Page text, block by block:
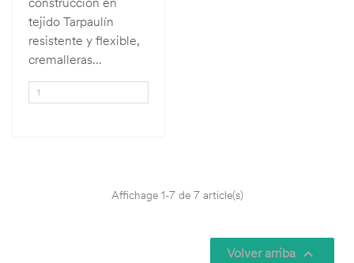
tejido Tarpaulín
resistente y flexible,
cremalleras...
Affichage 1-7 de 7 article(s)
Volver arriba 